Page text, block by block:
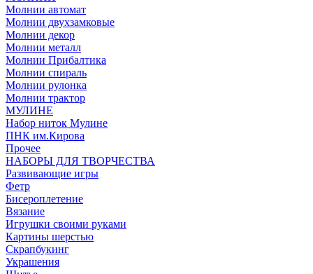
Молнии автомат
Молнии двухзамковые
Молнии декор
Молнии металл
Молнии Прибалтика
Молнии спираль
Молнии рулонка
Молнии трактор
МУЛИНЕ
Набор ниток Мулине
ПНК им.Кирова
Прочее
НАБОРЫ ДЛЯ ТВОРЧЕСТВА
Развивающие игры
Фетр
Бисероплетение
Вязание
Игрушки своими руками
Картины шерстью
Скрапбукинг
Украшения